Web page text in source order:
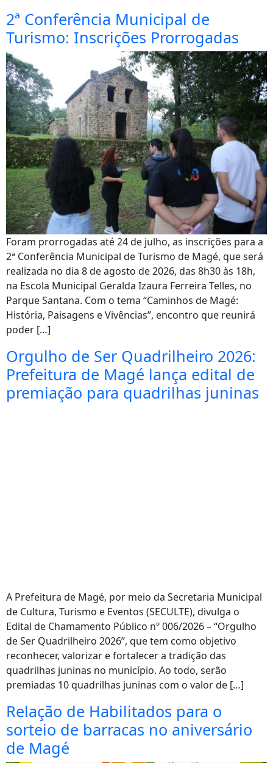
2ª Conferência Municipal de
Turismo: Inscrições Prorrogadas
Foram prorrogadas até 24 de julho, as inscrições para a
2ª Conferência Municipal de Turismo de Magé, que será
realizada no dia 8 de agosto de 2026, das 8h30 às 18h,
na Escola Municipal Geralda Izaura Ferreira Telles, no
Parque Santana. Com o tema “Caminhos de Magé:
História, Paisagens e Vivências”, encontro que reunirá
poder […]
Orgulho de Ser Quadrilheiro 2026:
Prefeitura de Magé lança edital de
premiação para quadrilhas juninas
A Prefeitura de Magé, por meio da Secretaria Municipal
de Cultura, Turismo e Eventos (SECULTE), divulga o
Edital de Chamamento Público nº 006/2026 – “Orgulho
de Ser Quadrilheiro 2026”, que tem como objetivo
reconhecer, valorizar e fortalecer a tradição das
quadrilhas juninas no município. Ao todo, serão
premiadas 10 quadrilhas juninas com o valor de […]
Relação de Habilitados para o
sorteio de barracas no aniversário
de Magé